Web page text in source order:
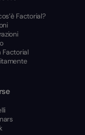
Factorial?
Factorial